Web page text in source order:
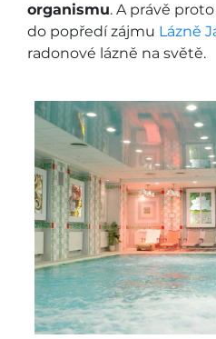
organismu. A právě
do popředí zájmu Lázně
radonové lázně na světě.